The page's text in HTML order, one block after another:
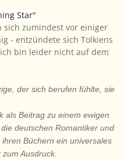
Star"
zumindest vor einiger
- entzündete sich Tolkiens
bin leider nicht auf dem
der sich berufen fühlte, sie
als Beitrag zu einem ewigen
deutschen Romantiker und
Büchern ein universales
Ausdruck.